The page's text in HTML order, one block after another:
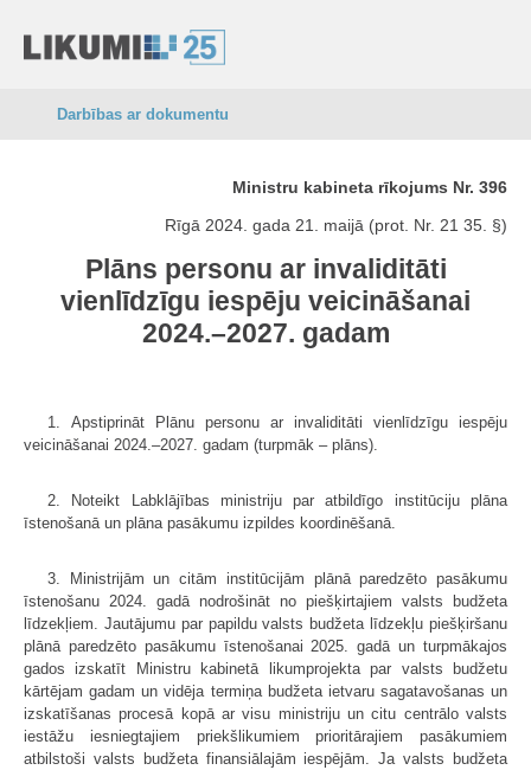
Darbības ar dokumentu
Ministru kabineta rīkojums Nr. 396
Rīgā 2024. gada 21. maijā (prot. Nr. 21 35. §)
Plāns personu ar invaliditāti
vienlīdzīgu iespēju veicināšanai
2024.–2027. gadam
1. Apstiprināt Plānu personu ar invaliditāti vienlīdzīgu iespēju
veicināšanai 2024.–2027. gadam (turpmāk – plāns).
2. Noteikt Labklājības ministriju par atbildīgo institūciju plāna
īstenošanā un plāna pasākumu izpildes koordinēšanā.
3. Ministrijām un citām institūcijām plānā paredzēto pasākumu
īstenošanu 2024. gadā nodrošināt no piešķirtajiem valsts budžeta
līdzekļiem. Jautājumu par papildu valsts budžeta līdzekļu piešķiršanu
plānā paredzēto pasākumu īstenošanai 2025. gadā un turpmākajos
gados izskatīt Ministru kabinetā likumprojekta par valsts budžetu
kārtējam gadam un vidēja termiņa budžeta ietvaru sagatavošanas un
izskatīšanas procesā kopā ar visu ministriju un citu centrālo valsts
iestāžu iesniegtajiem priekšlikumiem prioritārajiem pasākumiem
atbilstoši valsts budžeta finansiālajām iespējām. Ja valsts budžeta